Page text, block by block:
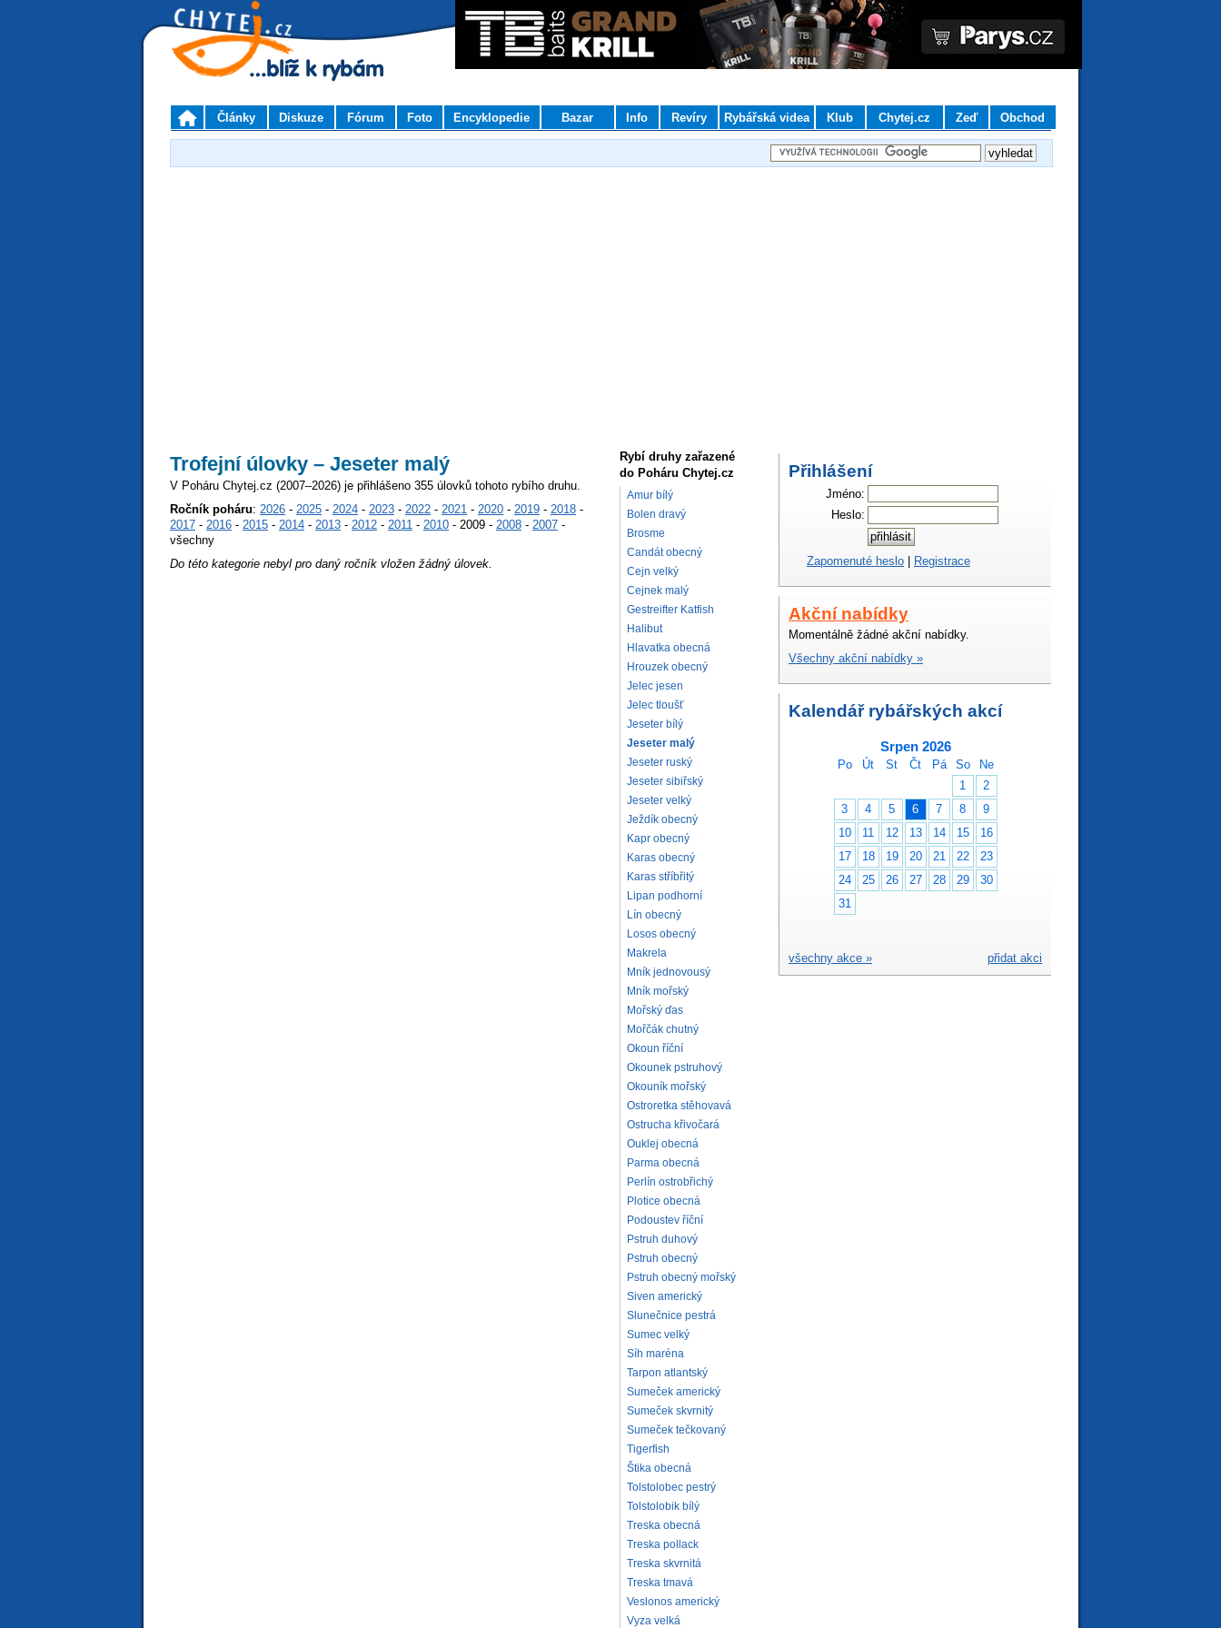
Články Diskuze Fórum Foto Encyklopedie Bazar Info Revíry Rybářská videa Klub Chytej.cz Zeď Obchod
Trofejní úlovky – Jeseter malý
V Poháru Chytej.cz (2007–2026) je přihlášeno 355 úlovků tohoto rybího druhu.
Ročník poháru: 2026 - 2025 - 2024 - 2023 - 2022 - 2021 - 2020 - 2019 - 2018 -
2017 - 2016 - 2015 - 2014 - 2013 - 2012 - 2011 - 2010 - 2009 - 2008 - 2007 -
všechny
Do této kategorie nebyl pro daný ročník vložen žádný úlovek.
Rybí druhy zařazené
do Poháru Chytej.cz
Amur bílý
Bolen dravý
Brosme
Candát obecný
Cejn velký
Cejnek malý
Gestreifter Katfish
Halibut
Hlavatka obecná
Hrouzek obecný
Jelec jesen
Jelec tloušť
Jeseter bílý
Jeseter malý
Jeseter ruský
Jeseter sibiřský
Jeseter velký
Ježdík obecný
Kapr obecný
Karas obecný
Karas stříbřitý
Lipan podhorní
Lín obecný
Losos obecný
Makrela
Mník jednovousý
Mník mořský
Mořský ďas
Mořčák chutný
Okoun říční
Okounek pstruhový
Okouník mořský
Ostroretka stěhovavá
Ostrucha křivočará
Ouklej obecná
Parma obecná
Perlín ostrobřichý
Plotice obecná
Podoustev říční
Pstruh duhový
Pstruh obecný
Pstruh obecný mořský
Siven americký
Slunečnice pestrá
Sumec velký
Síh maréna
Tarpon atlantský
Sumeček americký
Sumeček skvrnitý
Sumeček tečkovaný
Tigerfish
Štika obecná
Tolstolobec pestrý
Tolstolobik bílý
Treska obecná
Treska pollack
Treska skvrnitá
Treska tmavá
Veslonos americký
Vyza velká
Přihlášení
Jméno:
Heslo:
Zapomenuté heslo | Registrace
Akční nabídky
Momentálně žádné akční nabídky.
Všechny akční nabídky »
Kalendář rybářských akcí
Srpen 2026
Po Út St Čt Pá So
Ne
1
2
3
4 5 6 7 8
9
10
11 12 13 14 15
16
17
18 19 20 21 22
23
24
25 26 27 28 29
30
31
přidat akci
všechny akce »